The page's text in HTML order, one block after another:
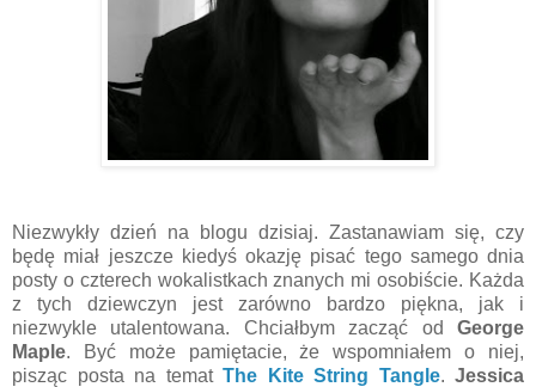
Niezwykły dzień na blogu dzisiaj. Zastanawiam się, czy
będę miał jeszcze kiedyś okazję pisać tego samego dnia
posty o czterech wokalistkach znanych mi osobiście. Każda
z tych dziewczyn jest zarówno bardzo piękna, jak i
niezwykle utalentowana. Chciałbym zacząć od George
Maple. Być może pamiętacie, że wspomniałem o niej,
pisząc posta na temat The Kite String Tangle. Jessica